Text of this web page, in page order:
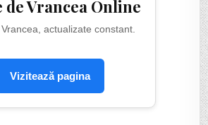
de Vrancea Online
actualizate constant.
Vizitează pagina